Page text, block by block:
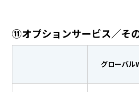
⑪オプションサービス／そ
グローバル